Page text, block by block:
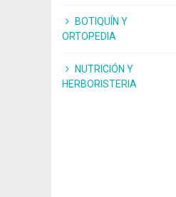
BOTIQUÍN Y
ORTOPEDIA
NUTRICIÓN Y
HERBORISTERIA